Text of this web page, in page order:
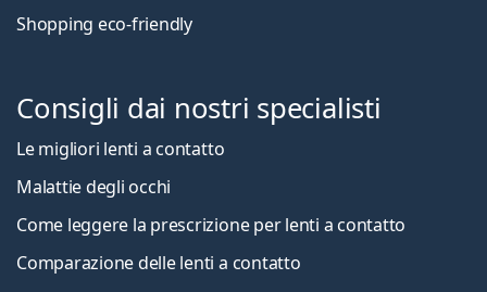
Shopping eco-friendly
Consigli dai nostri specialisti
Le migliori lenti a contatto
Malattie degli occhi
Come leggere la prescrizione per lenti a contatto
Comparazione delle lenti a contatto